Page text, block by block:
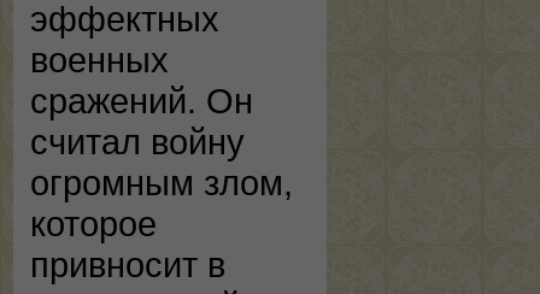
эффектных
военных
сражений. Он
считал войну
огромным злом,
которое
привносит в